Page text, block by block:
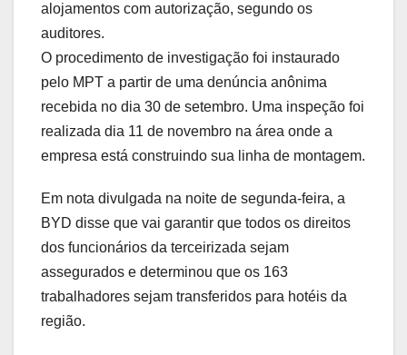
alojamentos com autorização, segundo os
auditores.
O procedimento de investigação foi instaurado
pelo MPT a partir de uma denúncia anônima
recebida no dia 30 de setembro. Uma inspeção foi
realizada dia 11 de novembro na área onde a
empresa está construindo sua linha de montagem.
Em nota divulgada na noite de segunda-feira, a
BYD disse que vai garantir que todos os direitos
dos funcionários da terceirizada sejam
assegurados e determinou que os 163
trabalhadores sejam transferidos para hotéis da
região.